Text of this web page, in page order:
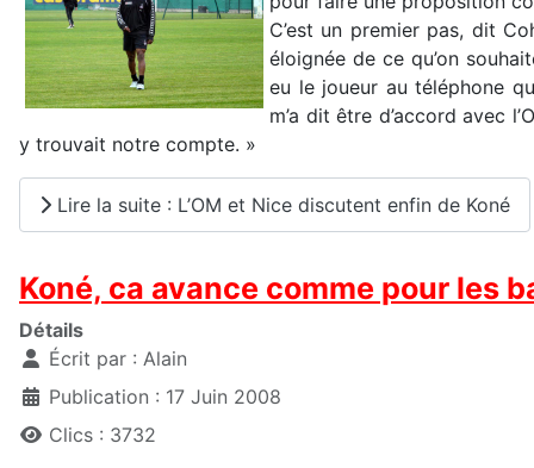
C’est un premier pas, dit
éloignée de ce qu’on
eu le joueur au téléphone
m’a dit être d’accord avec
y trouvait notre compte. »
Lire la suite : L’OM et Nice discutent enfin de Koné
Koné, ca avance comme pour les
Détails
Écrit par : Alain
Publication : 17 Juin 2008
Clics : 3732